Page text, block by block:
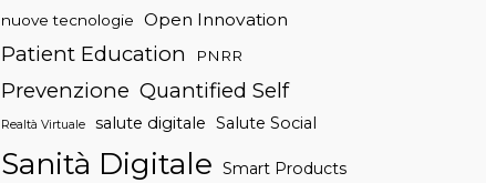
nuove tecnologie Open Innovation
Patient Education PNRR
Prevenzione Quantified Self
Realtà Virtuale salute digitale Salute Social
Sanità Digitale Smart Products